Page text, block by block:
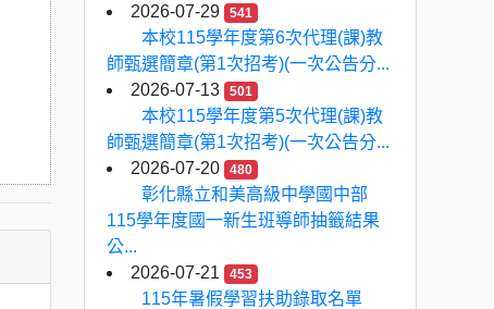
2026-07-29
541
本校115學年度第6次代理(課)教
師甄選簡章(第1次招考)(一次公告分...
2026-07-13
501
本校115學年度第5次代理(課)教
師甄選簡章(第1次招考)(一次公告分...
2026-07-20
480
彰化縣立和美高級中學國中部
115學年度國一新生班導師抽籤結果
公...
2026-07-21
453
115年暑假學習扶助錄取名單